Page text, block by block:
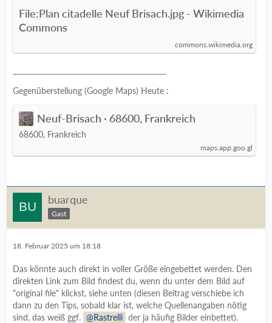
File:Plan citadelle Neuf Brisach.jpg - Wikimedia
Commons
commons.wikimedia.org
Gegenüberstellung (Google Maps) Heute :
Neuf-Brisach · 68600, Frankreich
68600, Frankreich
maps.app.goo.gl
buarque
Gast
18. Februar 2025 um 18:18
Das könnte auch direkt in voller Größe eingebettet werden. Den
direkten Link zum Bild findest du, wenn du unter dem Bild auf
"original file" klickst, siehe unten (diesen Beitrag verschiebe ich
dann zu den Tips, sobald klar ist, welche Quellenangaben nötig
sind, das weiß ggf.
Rastrelli der ja häufig Bilder einbettet).